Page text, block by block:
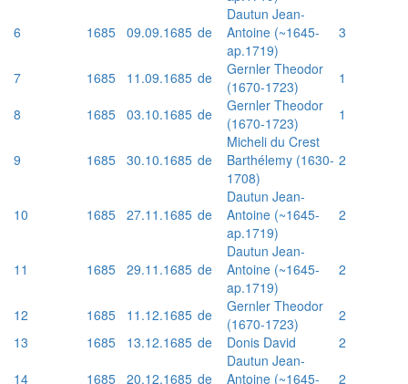
6 1685 09.09.1685 de
Dautun Jean-
Antoine (~1645-
ap.1719)
3
7 1685 11.09.1685 de
Gernler Theodor
(1670-1723)
1
8
1685 03.10.1685 de
Gernler Theodor
(1670-1723)
1
9 1685 30.10.1685 de
Micheli du Crest
Barthélemy (1630-
1708)
2
10 1685 27.11.1685 de
Dautun Jean-
Antoine (~1645-
ap.1719)
2
11 1685 29.11.1685 de
Dautun Jean-
Antoine (~1645-
ap.1719)
2
12 1685 11.12.1685 de
Gernler Theodor
(1670-1723)
2
13
1685 13.12.1685 de Donis David
2
14
1685 20.12.1685 de
Dautun Jean-
Antoine (~1645-
2